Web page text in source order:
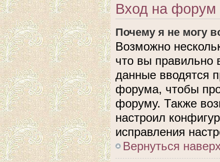
Вход на форум
Почему я не могу
Возможно
что вы правильно
данные вводятся
форума, чтобы
форуму. Также
настроил
исправления
Вернуться